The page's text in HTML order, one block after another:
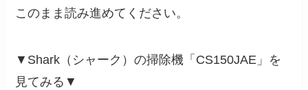
このまま読み進めてください。
▼Shark（シャーク）の掃除機「CS150JAE」を
見てみる▼